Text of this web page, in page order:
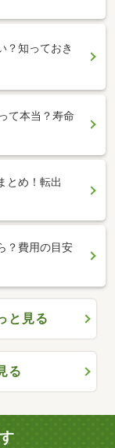
？知っておき
て本当？寿命
とめ！転出
？費用の目安
と見る
る